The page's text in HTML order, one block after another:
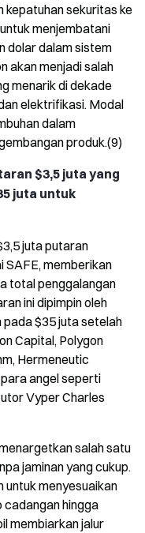
kepatuhan sekuritas ke
menjembatani
dolar dalam sistem
akan menjadi salah
menarik di dekade
elektrifikasi. Modal
dalam
produk.(9)
$3,5 juta yang
juta untuk
juta putaran
SAFE, memberikan
total penggalangan
ini dipimpin oleh
pada $35 juta setelah
Capital, Polygon
Hermeneutic
angel seperti
Vyper Charles
salah satu
jaminan yang cukup.
untuk menyesuaikan
cadangan hingga
membiarkan jalur